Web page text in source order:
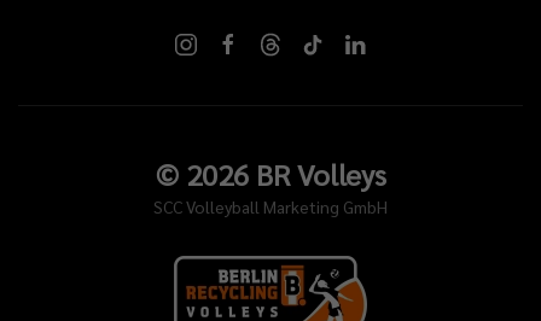
© 2026BR Volleys
SCC Volleyball Marketing GmbH